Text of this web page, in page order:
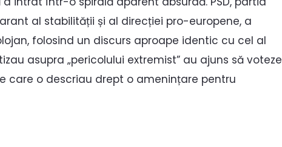
al stabilității și al direcției pro-europene, a
folosind un discurs aproape identic cu cel al
asupra „pericolului extremist” au ajuns să voteze
care o descriau drept o amenințare pentru